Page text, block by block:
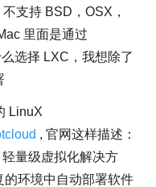
支持 BSD，OSX，
里面是通过
选择 LXC，我想除了
LinuX
, 官网这样描述：
量级虚拟化解决方
环境中自动部署软件